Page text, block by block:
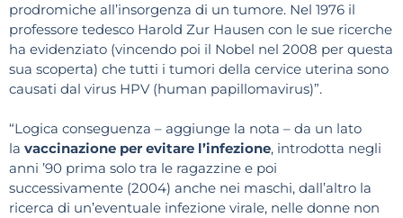
prodromiche all’insorgenza di un tumore. Nel 1976 il
professore tedesco Harold Zur Hausen con le sue ricerche
ha evidenziato (vincendo poi il Nobel nel 2008 per questa
sua scoperta) che tutti i tumori della cervice uterina sono
causati dal virus HPV (human papillomavirus)”.
“Logica conseguenza – aggiunge la nota – da un lato
la vaccinazione per evitare l’infezione, introdotta negli
anni ’90 prima solo tra le ragazzine e poi
successivamente (2004) anche nei maschi, dall’altro la
ricerca di un’eventuale infezione virale, nelle donne non